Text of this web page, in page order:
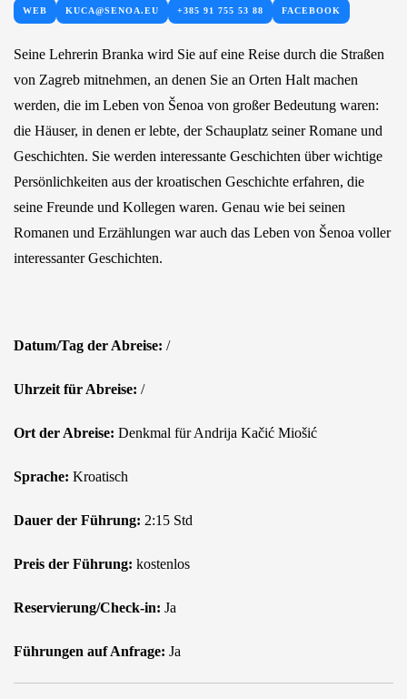
WEB KUCA@SENOA.EU +385 91 755 53 88 FACEBOOK
Seine Lehrerin Branka wird Sie auf eine Reise durch die Straßen
von Zagreb mitnehmen, an denen Sie an Orten Halt machen
werden, die im Leben von Šenoa von großer Bedeutung waren:
die Häuser, in denen er lebte, der Schauplatz seiner Romane und
Geschichten. Sie werden interessante Geschichten über wichtige
Persönlichkeiten aus der kroatischen Geschichte erfahren, die
seine Freunde und Kollegen waren. Genau wie bei seinen
Romanen und Erzählungen war auch das Leben von Šenoa voller
interessanter Geschichten.
Datum/Tag der Abreise: /
Uhrzeit für Abreise: /
Ort der Abreise: Denkmal für Andrija Kačić Miošić
Sprache: Kroatisch
Dauer der Führung: 2:15 Std
Preis der Führung: kostenlos
Reservierung/Check-in: Ja
Führungen auf Anfrage: Ja